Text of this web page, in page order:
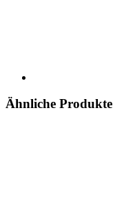
Ähnliche Produkte